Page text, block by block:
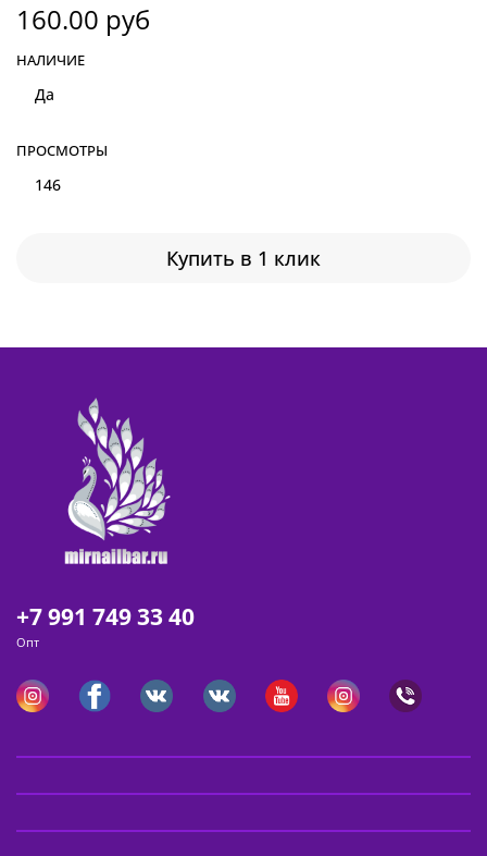
160.00 руб
Купить в 1 клик
НАЛИЧИЕ
Да
ПРОСМОТРЫ
146
+7 991 749 33 40
Опт